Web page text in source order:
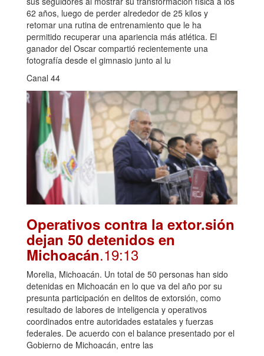
62 años, luego de perder alrededor de 25 kilos y
retomar una rutina de entrenamiento que le ha
permitido recuperar una apariencia más atlética. El
ganador del Oscar compartió recientemente una
fotografía desde el gimnasio junto al lu
Canal 44
Operativos contra la extor.sión
dejan 50 detenidos en
Michoacán.19:13
Morelia, Michoacán. Un total de 50 personas han sido
detenidas en Michoacán en lo que va del año por su
presunta participación en delitos de extorsión, como
resultado de labores de inteligencia y operativos
coordinados entre autoridades estatales y fuerzas
federales. De acuerdo con el balance presentado por el
Gobierno de Michoacán, entre las